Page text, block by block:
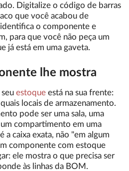
Digitalize o código de barras
que você acabou de
o componente e
para que você não peça um
já está em uma gaveta.
lhe mostra
estoque está na sua frente:
locais de armazenamento.
pode ser uma sala, uma
compartimento em uma
a caixa exata, não "em algum
componente com estoque
ele mostra o que precisa ser
às linhas da BOM.